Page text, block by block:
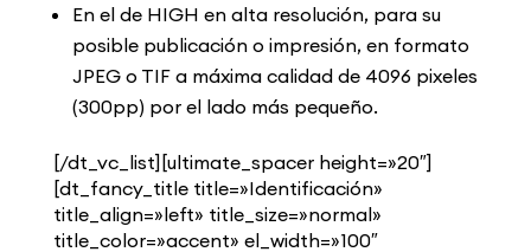
En el de HIGH en alta resolución, para su
posible publicación o impresión, en formato
JPEG o TIF a máxima calidad de 4096 pixeles
(300pp) por el lado más pequeño.
[/dt_vc_list][ultimate_spacer height=»20″]
[dt_fancy_title title=»Identificación»
title_align=»left» title_size=»normal»
title_color=»accent» el_width=»100″